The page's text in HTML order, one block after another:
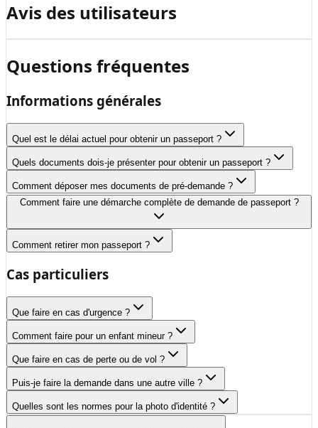
Avis des utilisateurs
Questions fréquentes
Informations générales
Quel est le délai actuel pour obtenir un passeport ?
Quels documents dois-je présenter pour obtenir un passeport ?
Comment déposer mes documents de pré-demande ?
Comment faire une démarche complète de demande de passeport ?
Comment retirer mon passeport ?
Cas particuliers
Que faire en cas d'urgence ?
Comment faire pour un enfant mineur ?
Que faire en cas de perte ou de vol ?
Puis-je faire la demande dans une autre ville ?
Quelles sont les normes pour la photo d'identité ?